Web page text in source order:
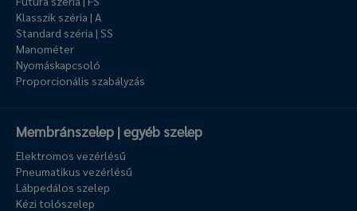
Klasszik széria | A
Standard széria | SS
Manométer
Nyomáskapcsoló
Proporcionális szabályzás
Membránszelep | egyéb szelep
Elektromos vezérlésű
Pneumatikus vezérlésű
Lábpedálos szelep
Kézi tolószelep